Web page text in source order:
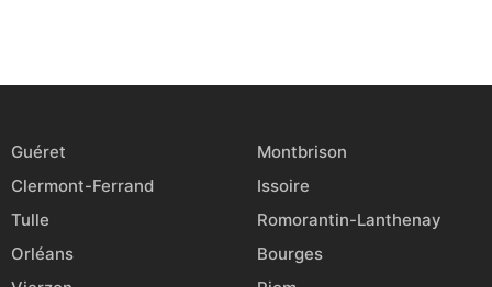
Guéret
Montbrison
Clermont-Ferrand
Issoire
Tulle
Romorantin-Lanthenay
Orléans
Bourges